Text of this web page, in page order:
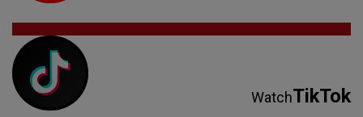
WatchTikTok